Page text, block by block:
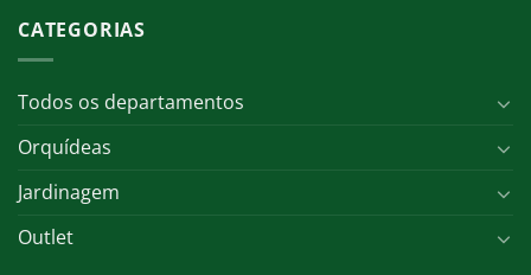
CATEGORIAS
Todos os departamentos
Orquídeas
Jardinagem
Outlet